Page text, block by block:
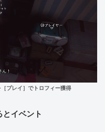
プレイ］でトロフィー獲得
イベント